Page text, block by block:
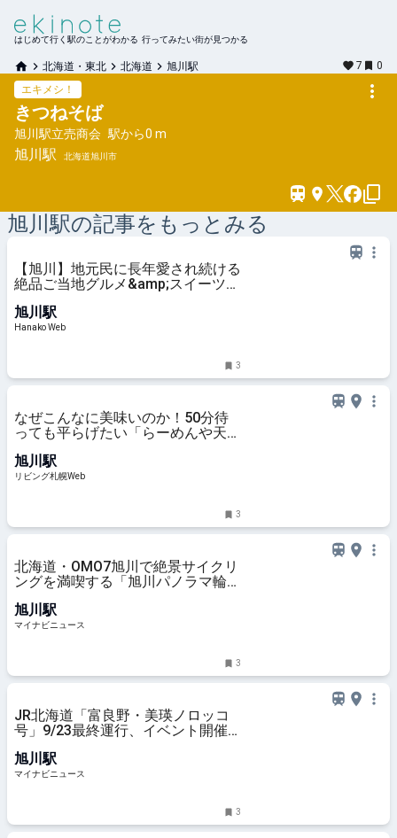
はじめて行く駅のことがわかる 行ってみたい街が見つかる
北海道・東北 北海道 旭川駅 7
0
エキメシ！
きつねそば
旭川駅立売商会 駅から0 m
旭川駅 北海道旭川市
旭川駅の記事をもっとみる
【旭川】地元民に長年愛され続ける
絶品ご当地グルメ&amp;スイーツ3
旭川駅
Hanako Web
3
なぜこんなに美味いのか！50分待
っても平らげたい「らーめんや天
旭川駅
リビング札幌Web
3
北海道・OMO7旭川で絶景サイクリ
ングを満喫する「旭川パノラマ輪
旭川駅
マイナビニュース
3
JR北海道「富良野・美瑛ノロッコ
号」9/23最終運行、イベント開催
旭川駅
マイナビニュース
3